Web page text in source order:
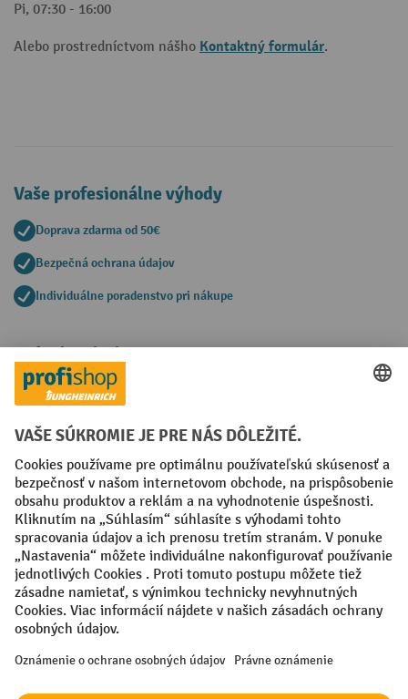
Pi, 07:30 - 16:00
Alebo prostredníctvom nášho Kontaktný formulár.
Vaše profesionálne výhody
Doprava zdarma od 50€
Bezpečná ochrana údajov
Individuálne poradenstvo pri nákupe
Spôsoby platby
Creditcard (Master)Creditcard (Visa)
Faktúra Predplatba
Sociálne siete
Facebook
YouTube
LinkedIn
Nastavenia ochrany osobných údajov
All prices excl. VAT plusshipping costsand possible delivery charges,